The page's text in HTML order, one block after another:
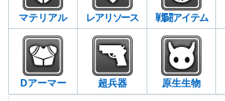
マテリアル レアリソース 戦闘アイテム
Dアーマー 超兵器 原生生物